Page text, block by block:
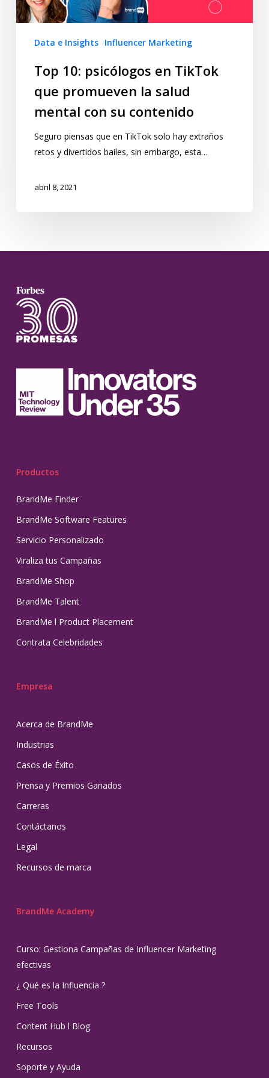
Data e Insights Influencer Marketing
Top 10: psicólogos en TikTok
que promueven la salud
mental con su contenido
Seguro piensas que en TikTok solo hay extraños
retos y divertidos bailes, sin embargo, esta…
abril 8, 2021
Productos
BrandMe Finder
BrandMe Software Features
Servicio Personalizado
Viraliza tus Campañas
BrandMe Shop
BrandMe Talent
BrandMe l Product Placement
Contrata Celebridades
Empresa
Acerca de BrandMe
Industrias
Casos de Éxito
Prensa y Premios Ganados
Carreras
Contáctanos
Legal
Recursos de marca
BrandMe Academy
Curso: Gestiona Campañas de Influencer Marketing
efectivas
¿ Qué es la Influencia ?
Free Tools
Content Hub l Blog
Recursos
Soporte y Ayuda